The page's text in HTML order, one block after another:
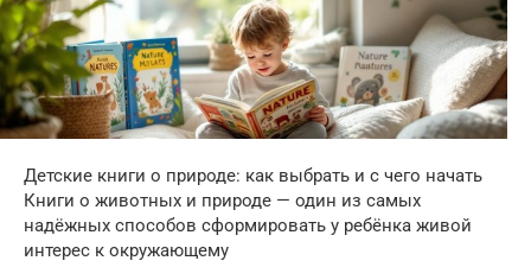
Детские книги о природе: как выбрать и с чего начать
Книги о животных и природе — один из самых
надёжных способов сформировать у ребёнка живой
интерес к окружающему